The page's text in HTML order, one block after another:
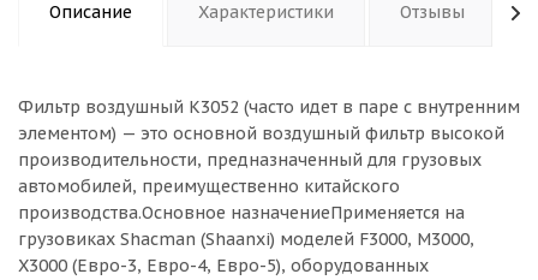
Описание Характеристики Отзывы
Фильтр воздушный K3052 (часто идет в паре с внутренним
элементом) — это основной воздушный фильтр высокой
производительности, предназначенный для грузовых
автомобилей, преимущественно китайского
производства.Основное назначениеПрименяется на
грузовиках Shacman (Shaanxi) моделей F3000, M3000,
X3000 (Евро-3, Евро-4, Евро-5), оборудованных